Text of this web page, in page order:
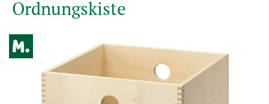
Ordnungskiste